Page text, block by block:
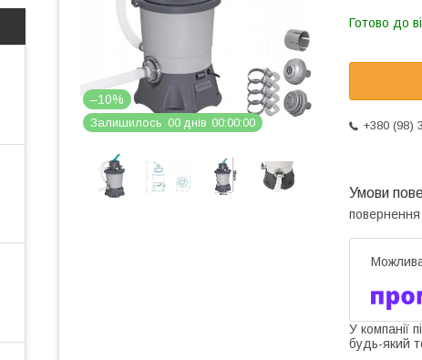
–10%
Залишилось 00 днів 00 00 00
Готово до
+380 (98)
повернення
У компанії
будь-який